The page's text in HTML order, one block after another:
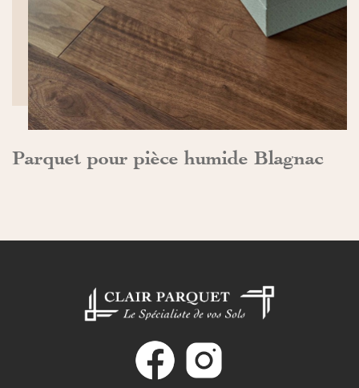
Parquet pour pièce humide Blagnac